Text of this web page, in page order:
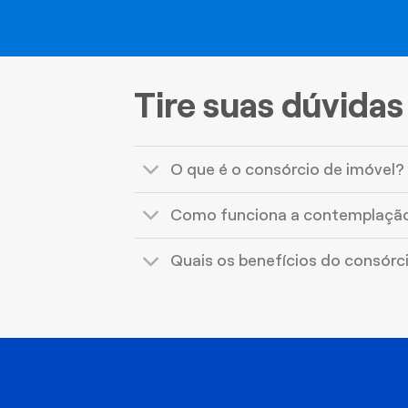
Tire suas dúvidas
O que é o consórcio de imóvel?
Como funciona a
Quais os benefícios do